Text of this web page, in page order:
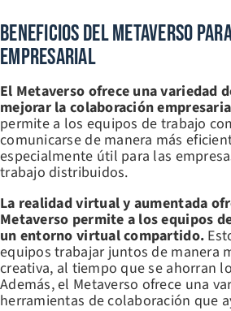
Beneficios Del Metaverso
Empresarial
El Metaverso ofrece una variedad
mejorar la colaboración
permite a los equipos de trabajo
comunicarse de manera más
especialmente útil para las
trabajo distribuidos.
La realidad virtual y aumentada
Metaverso permite a los equipos
un entorno virtual compartido.
equipos trabajar juntos de manera
creativa, al tiempo que se ahorran
Además, el Metaverso ofrece una
herramientas de colaboración que